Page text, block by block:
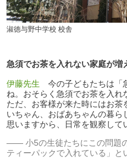
淑徳与野中学校 校舎
急須でお茶を入れない家庭が増
伊藤先生 今の子どもたちは「
ね。おそらく急須でお茶を入れ
ただ、お客様が来た時にはお茶
いちゃん、おばあちゃんの暮ら
思いますから、日常を観察して
小5の生徒たちにこの問題
ティーパックで入れている」と